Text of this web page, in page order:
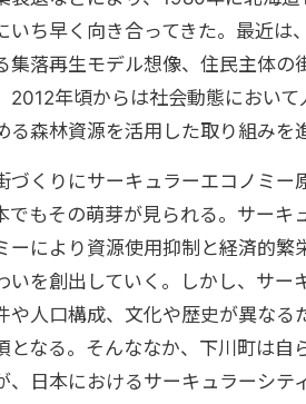
いち早く向き合ってきた。最近は
集落再生モデル想像、住民主体
2012年頃からは社会動態におい
る森林資源を活用した取り組みを
づくりにサーキュラーエコノミ
でもその萌芽が見られる。サー
ーにより資源使用抑制と経済的
いを創出していく。しかし、サー
や人口構成、文化や歴史が異なる
となる。そんななか、下川町は
、日本におけるサーキュラーシテ